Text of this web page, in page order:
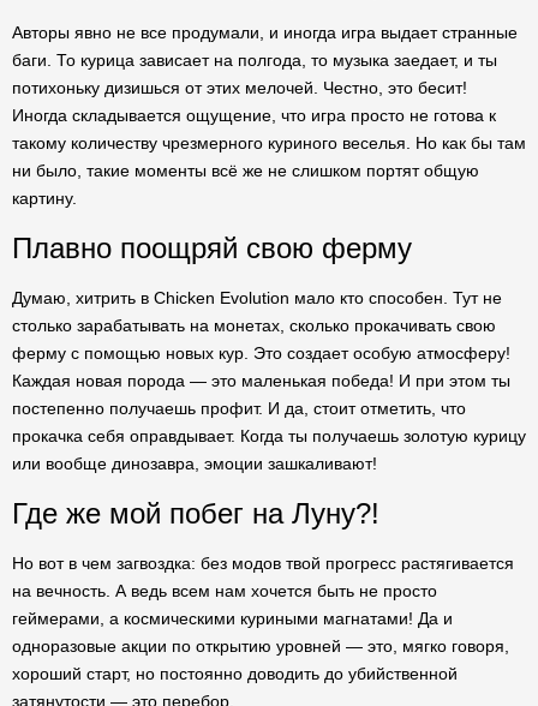
Авторы явно не все продумали, и иногда игра выдает странные
баги. То курица зависает на полгода, то музыка заедает, и ты
потихоньку дизишься от этих мелочей. Честно, это бесит!
Иногда складывается ощущение, что игра просто не готова к
такому количеству чрезмерного куриного веселья. Но как бы там
ни было, такие моменты всё же не слишком портят общую
картину.
Плавно поощряй свою ферму
Думаю, хитрить в Chicken Evolution мало кто способен. Тут не
столько зарабатывать на монетах, сколько прокачивать свою
ферму с помощью новых кур. Это создает особую атмосферу!
Каждая новая порода — это маленькая победа! И при этом ты
постепенно получаешь профит. И да, стоит отметить, что
прокачка себя оправдывает. Когда ты получаешь золотую курицу
или вообще динозавра, эмоции зашкаливают!
Где же мой побег на Луну?!
Но вот в чем загвоздка: без модов твой прогресс растягивается
на вечность. А ведь всем нам хочется быть не просто
геймерами, а космическими куриными магнатами! Да и
одноразовые акции по открытию уровней — это, мягко говоря,
хороший старт, но постоянно доводить до убийственной
затянутости — это перебор.